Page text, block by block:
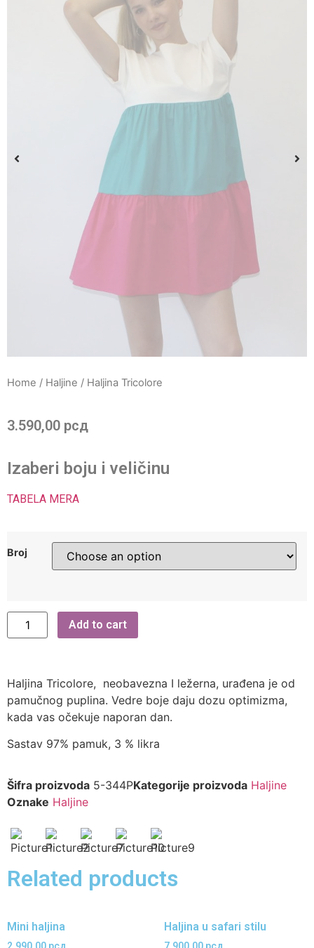
Home / Haljine / Haljina Tricolore
3.590,00 рсд
Izaberi boju i veličinu
TABELA MERA
Broj
Add to cart
Haljina Tricolore, neobavezna I ležerna, urađena je od
pamučnog puplina. Vedre boje daju dozu optimizma,
kada vas očekuje naporan dan.
Sastav 97% pamuk, 3 % likra
Šifra proizvoda 5-344PKategorije proizvoda Haljine
Oznake Haljine
Related products
Mini haljina
2.990,00 рсд
Haljina u safari stilu
7.900,00 рсд